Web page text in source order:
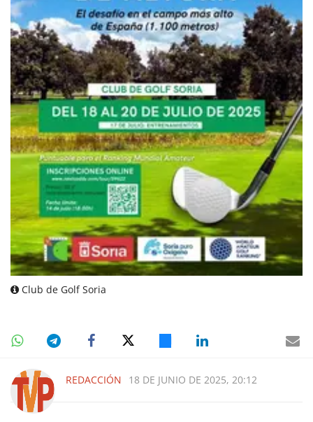
Club de Golf Soria
REDACCIÓN 18 DE JUNIO DE 2025, 20:12